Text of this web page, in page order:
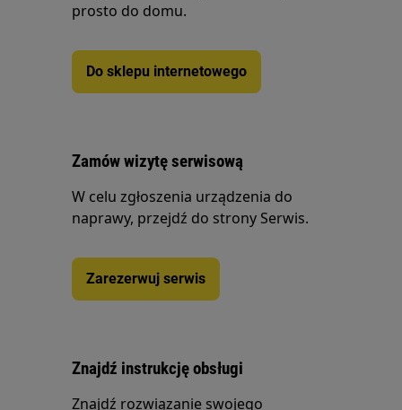
prosto do domu.
Do sklepu internetowego
Zamów wizytę serwisową
W celu zgłoszenia urządzenia do
naprawy, przejdź do strony Serwis.
Zarezerwuj serwis
Znajdź instrukcję obsługi
Znajdź rozwiązanie swojego